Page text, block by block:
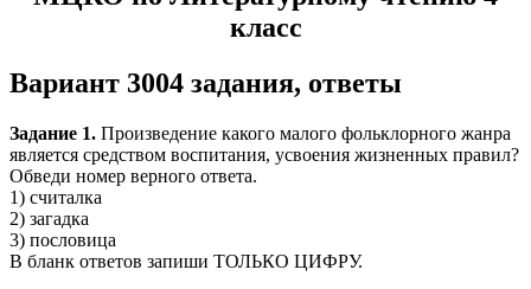
класс
Вариант 3004 задания, ответы
Задание 1. Произведение какого малого фольклорного жанра
является средством воспитания, усвоения жизненных правил?
Обведи номер верного ответа.
1) считалка
2) загадка
3) пословица
В бланк ответов запиши ТОЛЬКО ЦИФРУ.